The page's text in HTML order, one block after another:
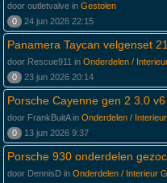
door outletvalve in Gestolen
0
24 jun 2026 22:15
Panamera Taycan velgenset
door Rescue911 in Onderdelen /
0
23 jun 2026 20:14
Porsche Cayenne gen 2 3.0
door FrankBuitA in Onderdelen /
0
13 jun 2026 9:37
Porsche 930 onderdelen
door DennisD in Onderdelen / Interieur